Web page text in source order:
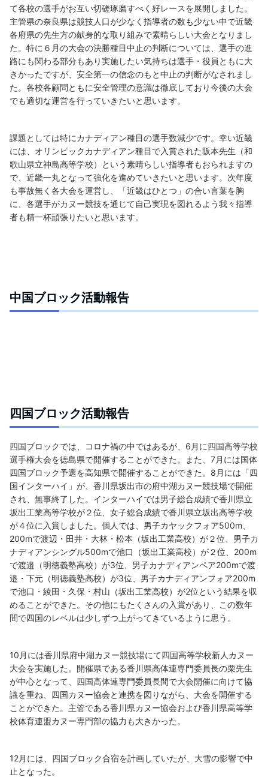
て各校の選手がお互い切磋琢磨すべく好レースを展開しました。
主管県の奈良県は競技人口が少なく指導者の数も少ない中で近畿
各府県の先生方の献身的な取り組みで素晴らしい大会となりまし
た。特に６月の大会の決勝種目中止の判断については、選手の進
路にも関わる部分もあり実施したい気持ちは選手・役員ともに大
きかったですが、安全第一の信念のもと中止の判断がなされまし
た。各校各顧問ともに安全管理の意識は徹底しており今後の大会
でも適切な運営を行っていきたいと思います。
課題としては特にカナディアン種目の選手数減少です。幸い近畿
には、オリンピックカナディアン種目で入賞された阪本先生（和
歌山県立神島高等学校）という素晴らしい指導者もおられますの
で、近畿一丸となって強化を進めていきたいと思います。次年度
も事故無く各大会を運営し、「近畿はひとつ」の合い言葉を胸
に、各選手がカヌー競技を通じて自己実現を図れるよう我々指導
者も精一杯頑張りたいと思います。
中国ブロック活動報告
四国ブロック活動報告
四国ブロックでは、コロナ禍の中ではあるが、6月に四国高等学校
選手権大会を徳島県で開催することができた。また、7月には国体
四国ブロック予選を高知県で開催することができた。8月には「四
国インターハイ」が、香川県坂出市の府中湖カヌー競技場で開催
され、無事終了した。インターハイでは男子総合成績で香川県立
坂出工業高等学校が２位、女子総合成績で香川県立坂出高等学校
が４位に入賞しました。個人では、男子カヤックフォア500m、
200mで渡辺・田井・大林・松本（坂出工業高校）が２位、男子カ
ナディアンシングル500mで池口（坂出工業高校）が２位、200m
で渡邉（明徳義塾高校）が3位、男子カナディアンペア200mで渡
邉・下元（明徳義塾高校）が3位、男子カナディアンフォア200m
で池口・綾田・久保・村山（坂出工業高校）が2位という結果を収
めることができた。その他にもたくさんの入賞があり、この数年
間で四国のレベルは少しずつ上がってきているように思う。
10月には香川県府中湖カヌー競技場にて四国高等学校新人カヌー
大会を実施した。開催県である香川県高体連専門委員長の栗先生
が中心となって、四国高体連専門委員長間で大会開催に向けて協
議を重ね、四国カヌー協会と連携を図りながら、大会を開催する
ことができた。主管である香川県カヌー協会および香川県高等学
校体育連盟カヌー専門部の協力も大きかった。
12月には、四国ブロック合宿を計画していたが、大雪の影響で中
止となった。